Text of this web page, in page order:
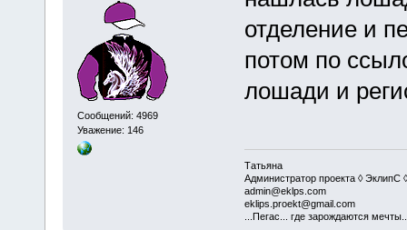
Сообщений: 4969
Уважение: 146
отделение и
потом по
лошади и
Татьяна
Администратор проекта ◊ ЭклипС ◊
admin@eklps.com
eklips.proekt@gmail.com
...Пегас... где зарождаются